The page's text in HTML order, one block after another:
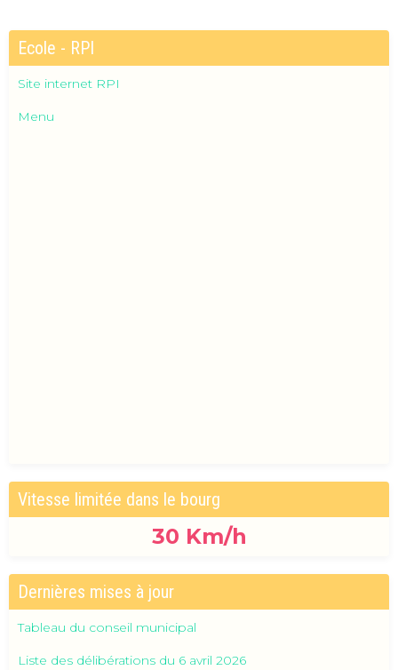
Ecole - RPI
Site internet RPI
Menu
Vitesse limitée dans le bourg
30 Km/h
Dernières mises à jour
Tableau du conseil municipal
Liste des délibérations du 6 avril 2026